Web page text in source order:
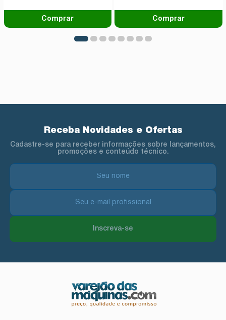
Comprar Comprar
Receba Novidades e Ofertas
Cadastre-se para receber informações sobre lançamentos,
promoções e conteúdo técnico.
Inscreva-se